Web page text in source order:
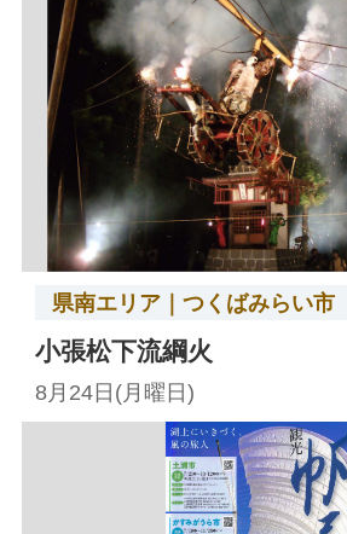
県南エリア｜つくばみらい市
小張松下流綱火
8月24日(月曜日)